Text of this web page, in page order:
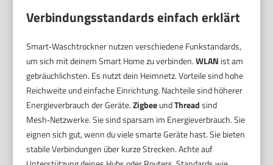
Verbindungsstandards einfach erklärt
Smart‑Waschtrockner nutzen verschiedene Funkstandards,
um sich mit deinem Smart Home zu verbinden.WLAN ist am
gebräuchlichsten. Es nutzt dein Heimnetz. Vorteile sind hohe
Reichweite und einfache Einrichtung. Nachteile sind höherer
Energieverbrauch der Geräte.ZigbeeundThreadsind
Mesh‑Netzwerke. Sie sind sparsam im Energieverbrauch. Sie
eignen sich gut, wenn du viele smarte Geräte hast. Sie bieten
stabile Verbindungen über kurze Strecken. Achte auf